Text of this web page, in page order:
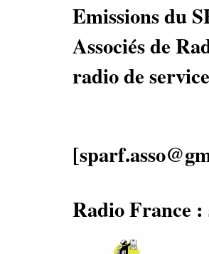
Emissions du
Associés de
radio de
Radio France